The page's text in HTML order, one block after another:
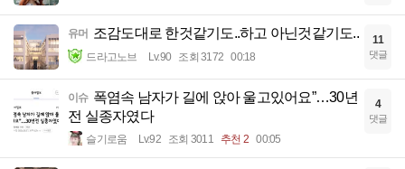
유머 조감도대로 한것같기도..하고 아닌것같기도..
드라고노브 Lv.90 조회 3172 00:18
11
댓글
이슈 폭염속 남자가 길에 앉아 울고있어요”…30년
전 실종자였다
슬기로움 Lv.92 조회 3011 추천 2 00:05
4
댓글